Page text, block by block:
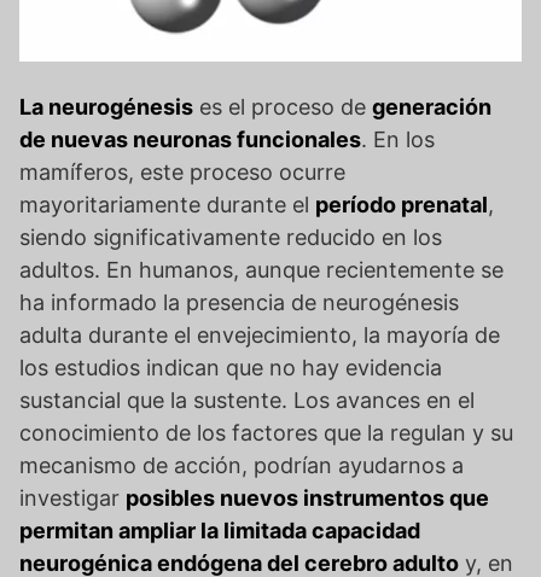
La neurogénesis es el proceso de generación
de nuevas neuronas funcionales. En los
mamíferos, este proceso ocurre
mayoritariamente durante el período prenatal,
siendo significativamente reducido en los
adultos. En humanos, aunque recientemente se
ha informado la presencia de neurogénesis
adulta durante el envejecimiento, la mayoría de
los estudios indican que no hay evidencia
sustancial que la sustente. Los avances en el
conocimiento de los factores que la regulan y su
mecanismo de acción, podrían ayudarnos a
investigar posibles nuevos instrumentos que
permitan ampliar la limitada capacidad
neurogénica endógena del cerebro adulto y, en